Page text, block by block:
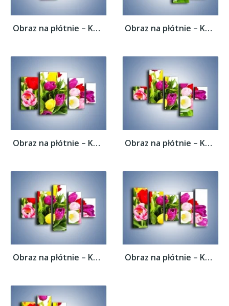
Obraz na płótnie – Kolorowe tulipany w... Obraz na płótnie – Kolorowe tulipany w...
Obraz na płótnie – Kolorowe tulipany w... Obraz na płótnie – Kolorowe tulipany w...
Obraz na płótnie – Kolorowe tulipany w... Obraz na płótnie – Kolorowe tulipany w...